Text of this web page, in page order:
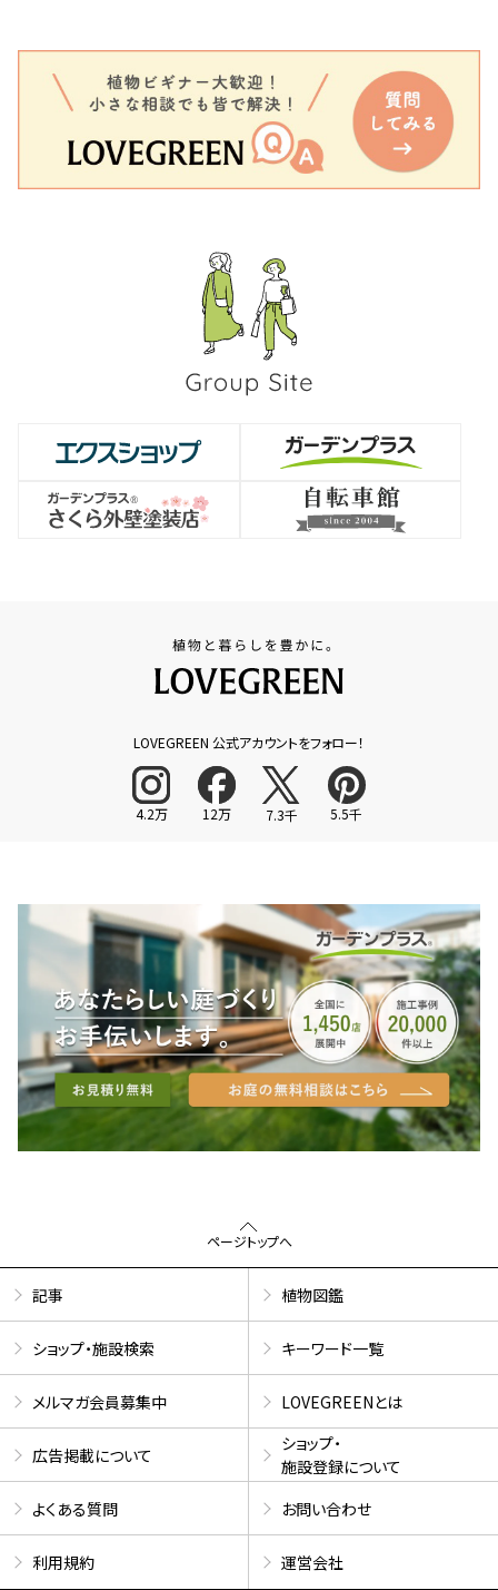
LOVEGREEN 公式アカウントをフォロー！
4.2万 12万 7.3千 5.5千
ページトップへ
記事 植物図鑑
ショップ・施設検索 キーワード一覧
メルマガ会員募集中 LOVEGREENとは
広告掲載について
ショップ・
施設登録について
よくある質問
お問い合わせ
利用規約 運営会社